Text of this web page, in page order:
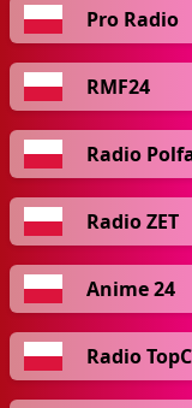
Pro Radio
RMF24
Radio
Radio ZET
Anime 24
Radio